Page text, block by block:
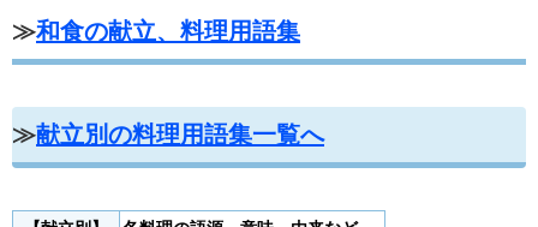
≫和食の献立、料理用語集
≫献立別の料理用語集一覧へ